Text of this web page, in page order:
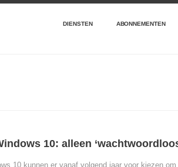
DIENSTEN ABONNEMENTEN
10: alleen
10 kunnen er vanaf volgend jaar voor kiezen